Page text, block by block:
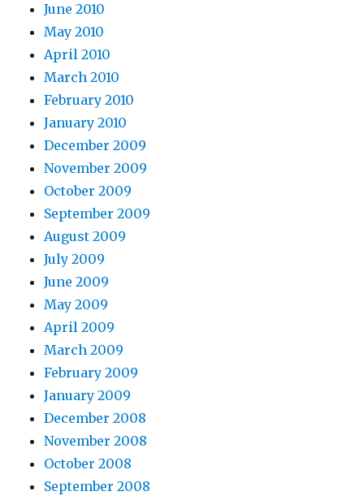
June 2010
May 2010
April 2010
March 2010
February 2010
January 2010
December 2009
November 2009
October 2009
September 2009
August 2009
July 2009
June 2009
May 2009
April 2009
March 2009
February 2009
January 2009
December 2008
November 2008
October 2008
September 2008